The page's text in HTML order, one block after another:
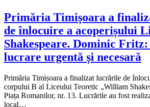
Primăria Timișoara a
de înlocuire a acoperișului
Shakespeare. Dominic Fritz:
lucrare urgentă și necesară
Primăria Timișoara a finalizat lucrările de
corpului B al Liceului Teoretic „William
Piața Romanilor, nr. 13. Lucrările au fost
local…